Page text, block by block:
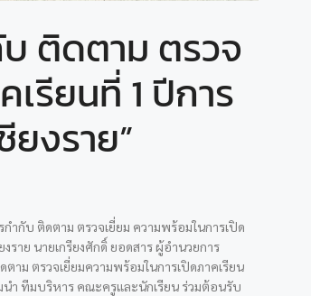
ติดตาม ตรวจ
รียนที่ 1 ปีการ
งราย”
ำกับ ติดตาม ตรวจเยี่ยม ความพร้อมในการเปิด
าย นายเกรียงศักดิ์ ยอดสาร ผู้อำนวยการ
ม ตรวจเยี่ยมความพร้อมในการเปิดภาคเรียน
ำ ทีมบริหาร คณะครูและนักเรียน ร่วมต้อนรับ